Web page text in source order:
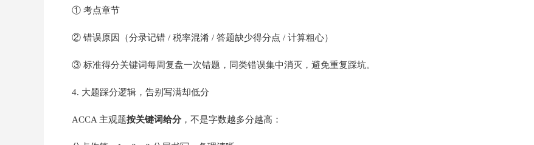
① 考点章节
② 错误原因（分录记错 / 税率混淆 / 答题缺少得分点 / 计算粗心）
③ 标准得分关键词每周复盘一次错题，同类错误集中消灭，避免重复踩坑。
4. 大题踩分逻辑，告别写满却低分
ACCA 主观题按关键词给分，不是字数越多分越高：